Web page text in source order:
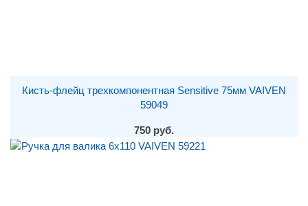
Кисть-флейц трехкомпонентная Sensitive 75мм VAIVEN
59049
750 руб.